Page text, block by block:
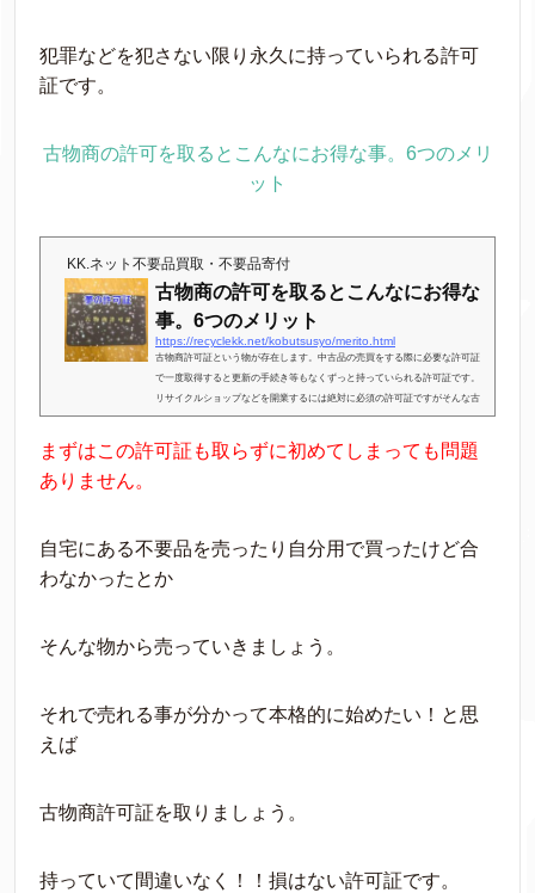
犯罪などを犯さない限り永久に持っていられる許可
証です。
古物商の許可を取るとこんなにお得な事。6つのメリ
ット
KK.ネット不要品買取・不要品寄付
古物商の許可を取るとこんなにお得な
事。6つのメリット
https://recyclekk.net/kobutsusyo/merito.html
古物商許可証という物が存在します。中古品の売買をする際に必要な許可証
で一度取得すると更新の手続き等もなくずっと持っていられる許可証です。
リサイクルショップなどを開業するには絶対に必須の許可証ですがそんな古
物許可証にはどんなメリットがあるのでしょうか？そんな事が分かる記事内
容となっております。広告この記事の執筆者千葉県山武市の個人リサイクル
ショップKK.ネット代表 小林国雄 経験【２０１９年１１月現在】 リサイク
まずはこの許可証も取らずに初めてしまっても問題
ありません。
自宅にある不要品を売ったり自分用で買ったけど合
わなかったとか
そんな物から売っていきましょう。
それで売れる事が分かって本格的に始めたい！と思
えば
古物商許可証を取りましょう。
持っていて間違いなく！！損はない許可証です。